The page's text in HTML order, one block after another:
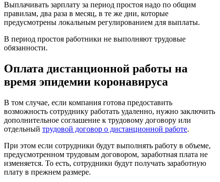
Выплачивать зарплату за период простоя надо по общим
правилам, два раза в месяц, в те же дни, которые
предусмотрены локальным регулированием для выплаты.
В период простоя работники не выполняют трудовые
обязанности.
Оплата дистанционной работы на
время эпидемии коронавируса
В том случае, если компания готова предоставить
возможность сотруднику работать удаленно, нужно заключить
дополнительное соглашение к трудовому договору или
отдельный трудовой договор о дистанционной работе.
При этом если сотрудники будут выполнять работу в объеме,
предусмотренном трудовым договором, заработная плата не
изменяется. То есть, сотрудники будут получать заработную
плату в прежнем размере.